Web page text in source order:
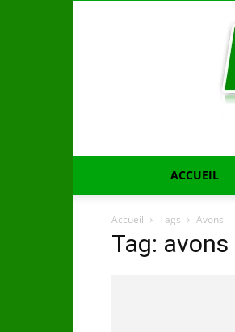
ACCUEIL
Accueil Tags Avons
Tag: avons